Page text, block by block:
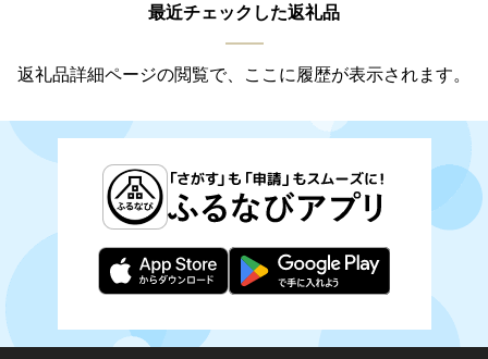
最近チェックした返礼品
返礼品詳細ページの閲覧で、ここに履歴が表示されます。